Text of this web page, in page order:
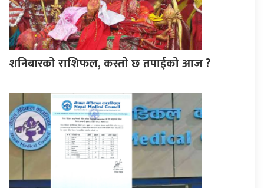
शनिबारको राशिफल, कस्तो छ तपाईको आज ?